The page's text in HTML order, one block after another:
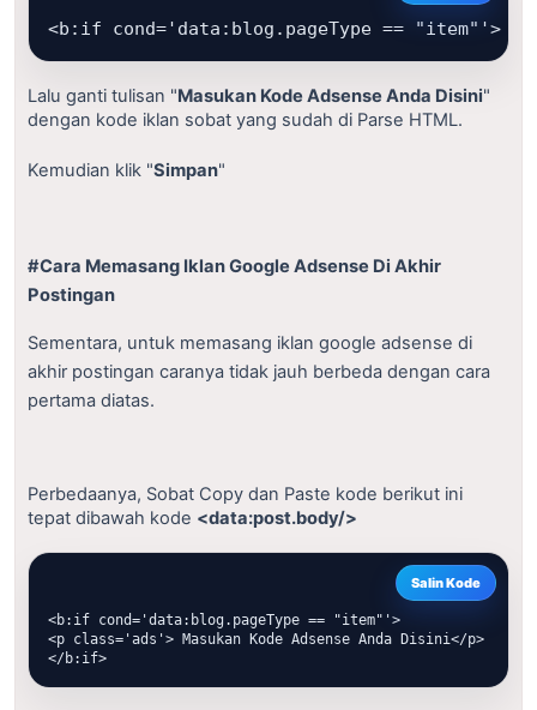
<b:if cond='data:blog.pageType == "item"'>
Lalu ganti tulisan "Masukan Kode Adsense Anda Disini"
dengan kode iklan sobat yang sudah di Parse HTML.
Kemudian klik "Simpan"
#Cara Memasang Iklan Google Adsense Di Akhir
Postingan
Sementara, untuk memasang iklan google adsense di
akhir postingan caranya tidak jauh berbeda dengan cara
pertama diatas.
Perbedaanya, Sobat Copy dan Paste kode berikut ini
tepat dibawah kode <data:post.body/>
Salin Kode
<b:if cond='data:blog.pageType == "item"'>
<p class='ads'> Masukan Kode Adsense Anda Disini</p>
</b:if>